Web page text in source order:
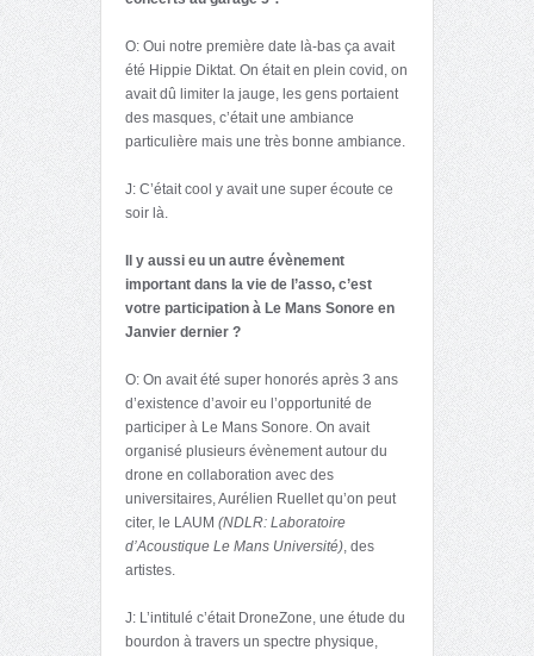
O: Oui notre première date là-bas ça avait
été Hippie Diktat. On était en plein covid, on
avait dû limiter la jauge, les gens portaient
des masques, c’était une ambiance
particulière mais une très bonne ambiance.
J: C’était cool y avait une super écoute ce
soir là.
Il y aussi eu un autre évènement
important dans la vie de l’asso, c’est
votre participation à Le Mans Sonore en
Janvier dernier ?
O: On avait été super honorés après 3 ans
d’existence d’avoir eu l’opportunité de
participer à Le Mans Sonore. On avait
organisé plusieurs évènement autour du
drone en collaboration avec des
universitaires, Aurélien Ruellet qu’on peut
citer, le LAUM (NDLR: Laboratoire
d’Acoustique Le Mans Université), des
artistes.
J: L’intitulé c’était DroneZone, une étude du
bourdon à travers un spectre physique,